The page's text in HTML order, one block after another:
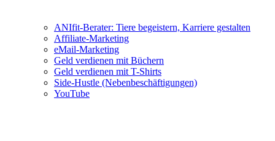
ANIfit-Berater: Tiere begeistern, Karriere gestalten
Affiliate-Marketing
eMail-Marketing
Geld verdienen mit Büchern
Geld verdienen mit T-Shirts
Side-Hustle (Nebenbeschäftigungen)
YouTube